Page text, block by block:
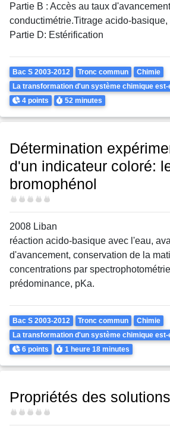
Partie B : Accès au taux
conductimétrie.Titrage acido-basique,
Partie D: Estérification
Theme
Bac S 2003-2012 Tronc commun
Chimie
La transformation d'un système chimique
Points
4 points Durée
52 minutes
Détermination
d'un indicateur coloré:
bromophénol
Difficulté
2008 Liban
réaction acido-basique avec l'eau,
d'avancement, conservation de la
concentrations par
prédominance, pKa.
Theme
Bac S 2003-2012 Tronc commun
Chimie
La transformation d'un système chimique
Points
6 points Durée
1 heure18 minutes
Propriétés des
Difficulté